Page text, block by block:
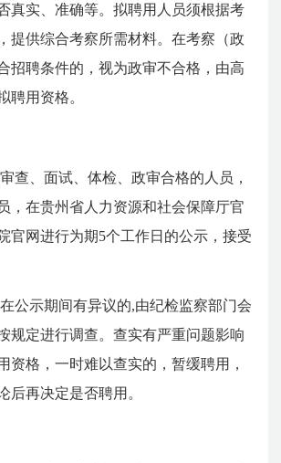
真实、准确等。拟聘用人员须根据考
提供综合考察所需材料。在考察（政
招聘条件的，视为政审不合格，由高
聘用资格。
查、面试、体检、政审合格的人员，
，在贵州省人力资源和社会保障厅官
官网进行为期5个工作日的公示，接受
公示期间有异议的,由纪检监察部门会
规定进行调查。查实有严重问题影响
资格，一时难以查实的，暂缓聘用，
后再决定是否聘用。